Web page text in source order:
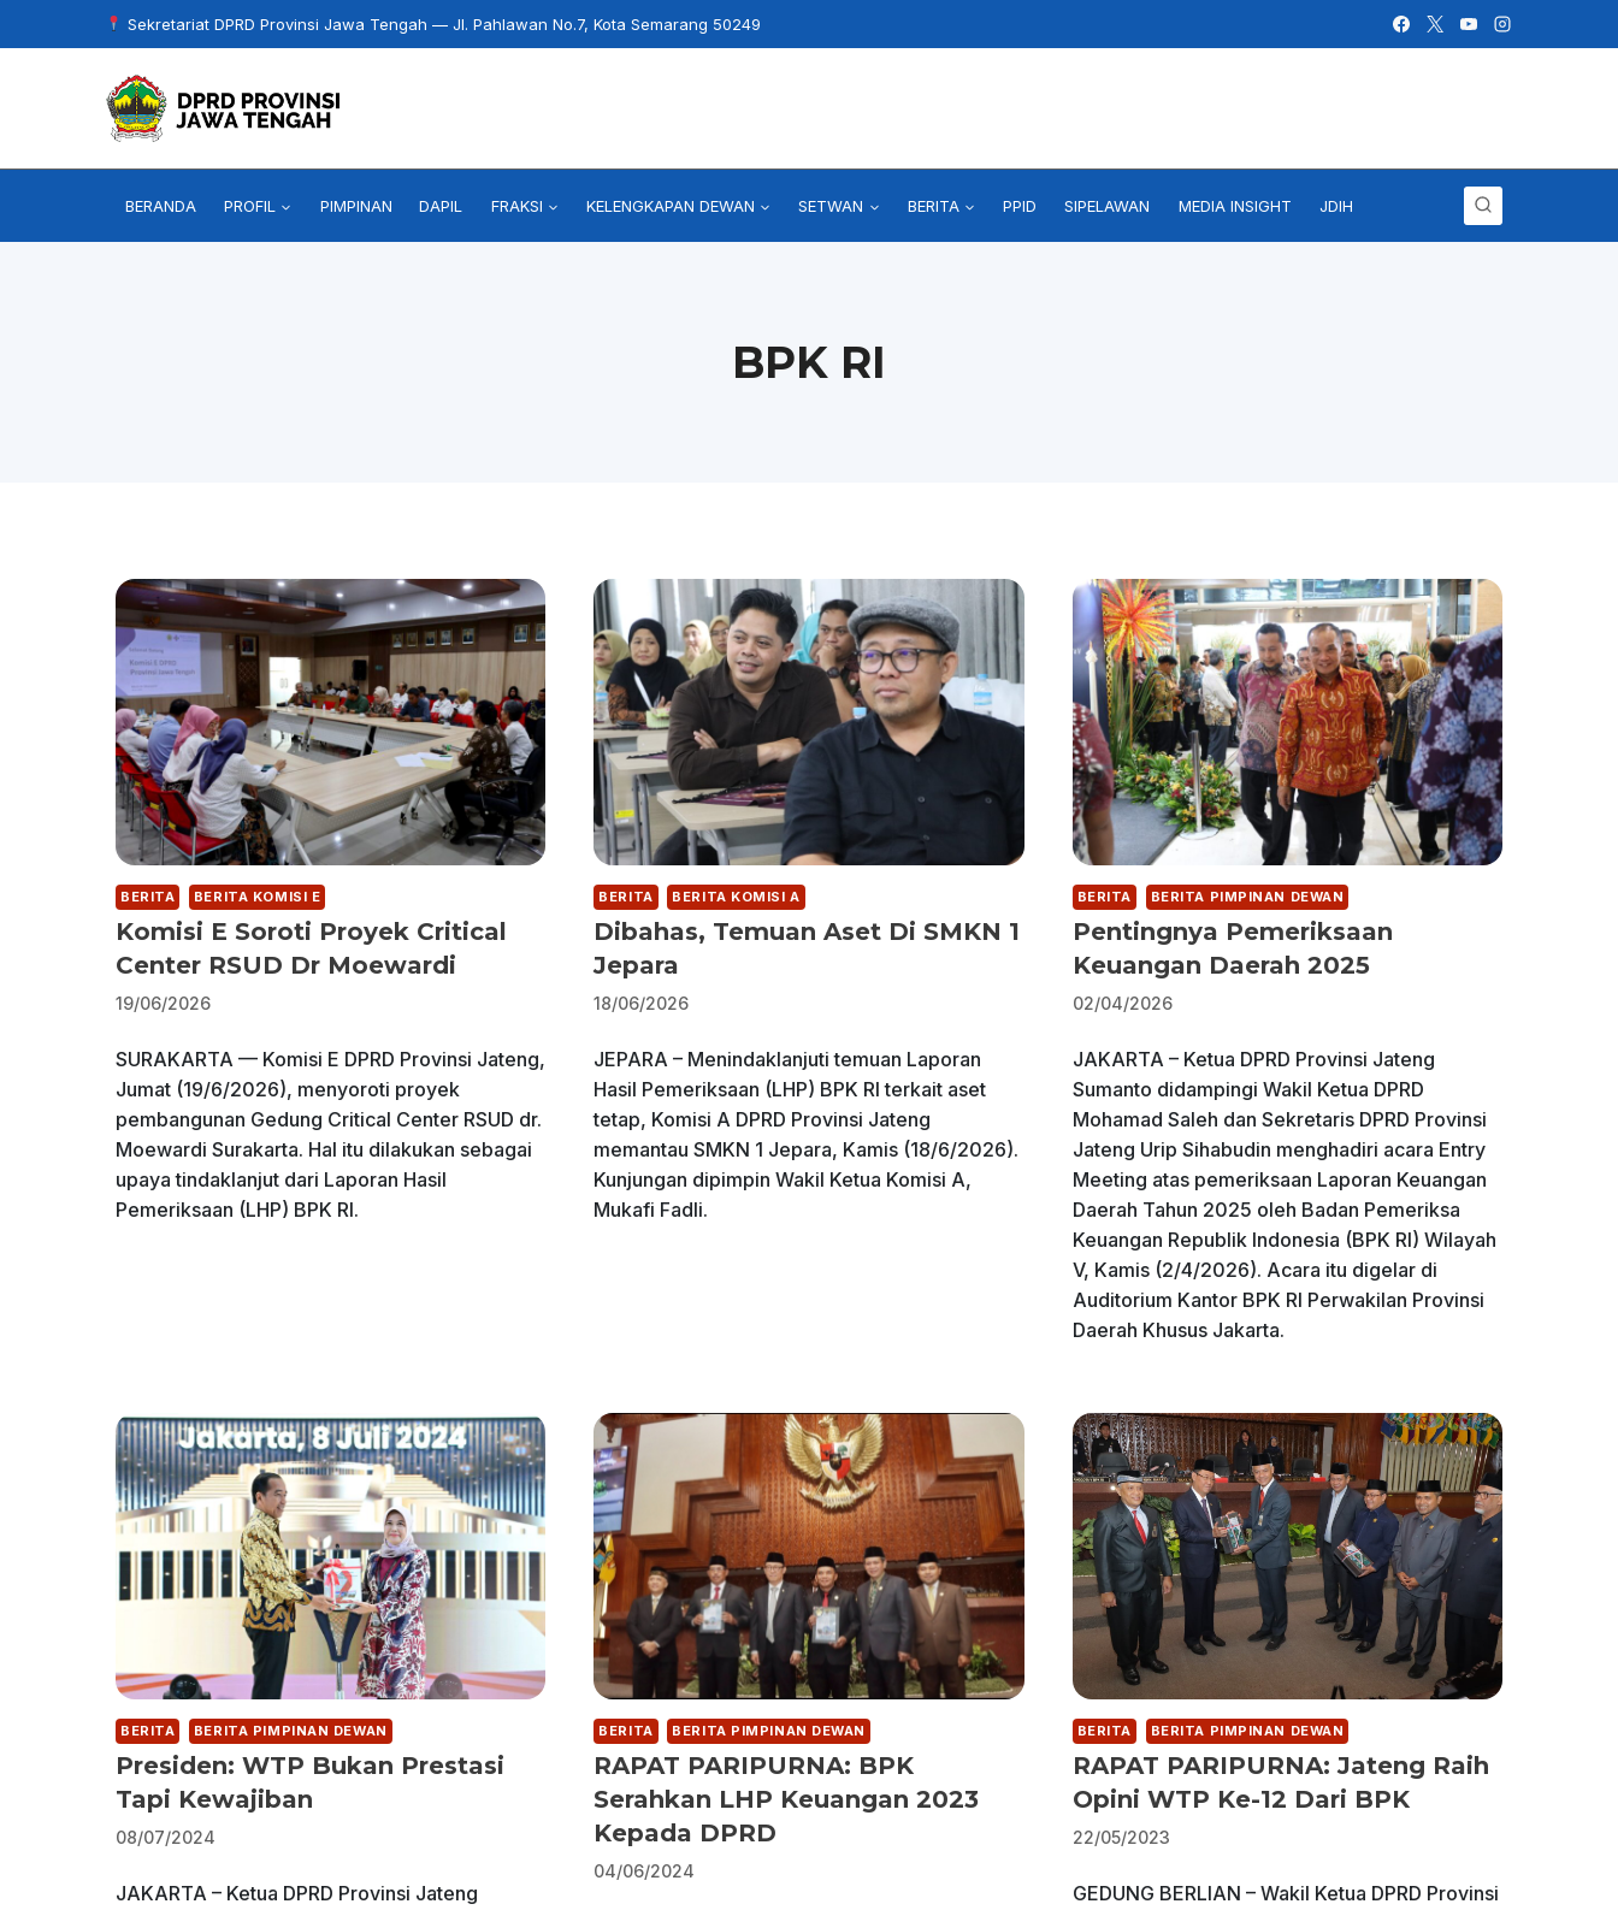
to
Sekretariat DPRD Provinsi Jawa Tengah — Jl. Pahlawan No.7, Kota Semarang 50249
BERANDA PROFIL PIMPINAN DAPIL FRAKSI KELENGKAPAN DEWAN SETWAN BERITA PPID SIPELAWAN MEDIA INSIGHT JDIH
BPK RI
BERITA BERITA KOMISI E
Komisi E Soroti Proyek Critical
Center RSUD Dr Moewardi
19/06/2026
SURAKARTA — Komisi E DPRD Provinsi Jateng,
Jumat (19/6/2026), menyoroti proyek
pembangunan Gedung Critical Center RSUD dr.
Moewardi Surakarta. Hal itu dilakukan sebagai
upaya tindaklanjut dari Laporan Hasil
Pemeriksaan (LHP) BPK RI.
BERITA BERITA KOMISI A
Dibahas, Temuan Aset Di SMKN 1
Jepara
18/06/2026
JEPARA – Menindaklanjuti temuan Laporan
Hasil Pemeriksaan (LHP) BPK RI terkait aset
tetap, Komisi A DPRD Provinsi Jateng
memantau SMKN 1 Jepara, Kamis (18/6/2026).
Kunjungan dipimpin Wakil Ketua Komisi A,
Mukafi Fadli.
BERITA BERITA PIMPINAN DEWAN
Pentingnya Pemeriksaan
Keuangan Daerah 2025
02/04/2026
JAKARTA – Ketua DPRD Provinsi Jateng
Sumanto didampingi Wakil Ketua DPRD
Mohamad Saleh dan Sekretaris DPRD Provinsi
Jateng Urip Sihabudin menghadiri acara Entry
Meeting atas pemeriksaan Laporan Keuangan
Daerah Tahun 2025 oleh Badan Pemeriksa
Keuangan Republik Indonesia (BPK RI) Wilayah
V, Kamis (2/4/2026). Acara itu digelar di
Auditorium Kantor BPK RI Perwakilan Provinsi
Daerah Khusus Jakarta.
BERITA BERITA PIMPINAN DEWAN
Presiden: WTP Bukan Prestasi
Tapi Kewajiban
08/07/2024
JAKARTA – Ketua DPRD Provinsi Jateng
BERITA BERITA PIMPINAN DEWAN
RAPAT PARIPURNA: BPK
Serahkan LHP Keuangan 2023
Kepada DPRD
04/06/2024
BERITA BERITA PIMPINAN DEWAN
RAPAT PARIPURNA: Jateng Raih
Opini WTP Ke-12 Dari BPK
22/05/2023
GEDUNG BERLIAN – Wakil Ketua DPRD Provinsi